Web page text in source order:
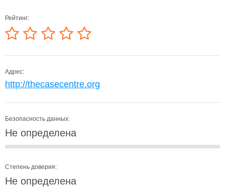
Рейтинг:
Адрес:
http://thecasecentre.org
Безопасность данных:
Не определена
Степень доверия:
Не определена